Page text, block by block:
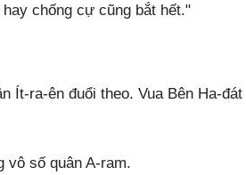
chống cự cũng bắt hết."
Ít-ra-ên đuổi theo. Vua Bên Ha-đát
vô số quân A-ram.